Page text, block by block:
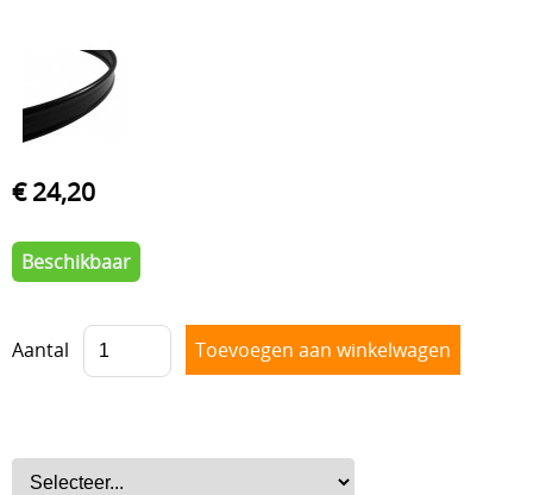
Drumstokken
Drum toebehoren
Accesoires
Percussie
Tweedehands drumstellen
Uitverkoop
Cadeaubon
Overig
€ 24,20
Beschikbaar
Aantal